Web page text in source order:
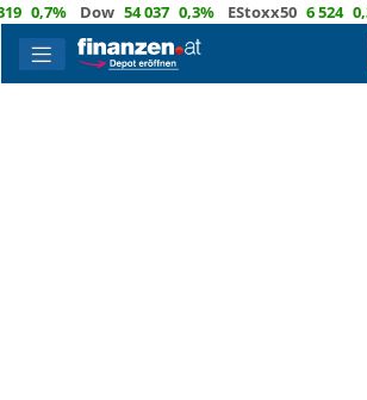
0,7% Dow 54 037 0,3% EStoxx50 6 524 0,3%